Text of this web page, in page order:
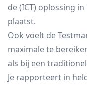
de (ICT) oplossing
plaatst.
Ook voelt de
maximale te
als bij een
Je rapporteert in